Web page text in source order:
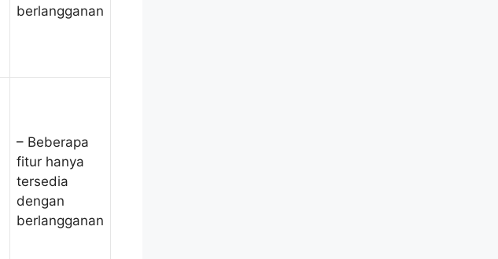
berlangganan
– Beberapa
fitur hanya
tersedia
dengan
berlangganan